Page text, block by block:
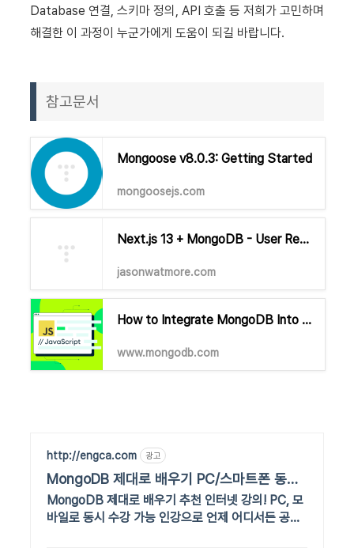
Database 연결, 스키마 정의, API 호출 등 저희가 고민하며
해결한 이 과정이 누군가에게 도움이 되길 바랍니다.
참고문서
Mongoose v8.0.3: Getting Started
mongoosejs.com
Next.js 13 + MongoDB - User Registration and Login Tutorial with Example App | Jason Watmore's Blog
jasonwatmore.com
How to Integrate MongoDB Into Your Next.js App | MongoDB
www.mongodb.com
http://engca.com 광고
MongoDB 제대로 배우기 PC/스마트폰 동영
상강의
MongoDB 제대로 배우기 추천 인터넷 강의! PC, 모
바일로 동시 수강 가능 인강으로 언제 어디서든 공부